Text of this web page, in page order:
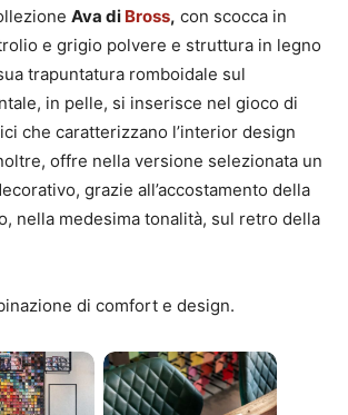
Ava di Bross, con scocca in
e grigio polvere e struttura in legno
trapuntatura romboidale sul
in pelle, si inserisce nel gioco di
che caratterizzano l’interior design
offre nella versione selezionata un
grazie all’accostamento della
nella medesima tonalità, sul retro della
di comfort e design.